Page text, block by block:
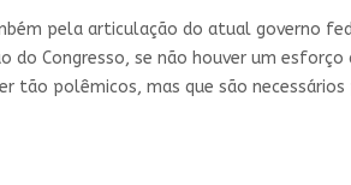
pela articulação do atual governo
do Congresso, se não houver um
tão polêmicos, mas que são